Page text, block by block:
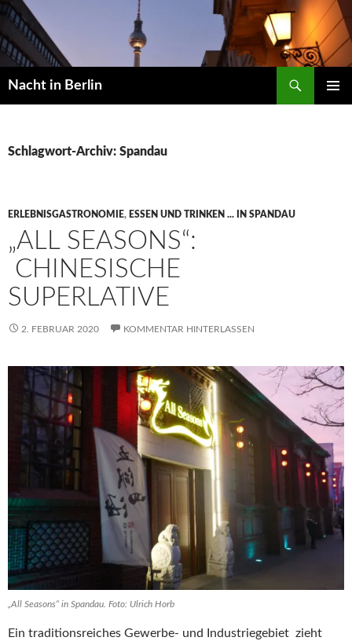
Zum
Inhalt
springen
Nacht in Berlin
Schlagwort-Archiv: Spandau
ERLEBNISGASTRONOMIE, ESSEN UND TRINKEN ... IN SPANDAU
„ALL SEASONS“:
CHINESISCHE
SUPERLATIVE
2. FEBRUAR 2020 KOMMENTAR HINTERLASSEN
„All Seasons“ in Spandau. Foto: Ulrich Horb
Ein traditionsreiches Gewerbe- und Industriegebiet zieht